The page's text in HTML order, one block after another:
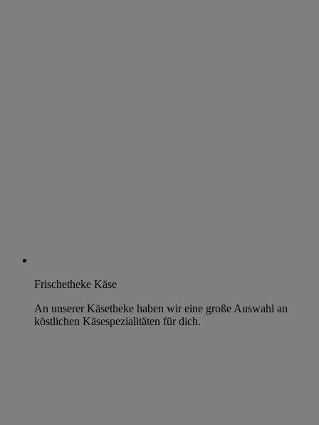
Frischetheke Käse
An unserer Käsetheke haben wir eine große Auswahl an
köstlichen Käsespezialitäten für dich.